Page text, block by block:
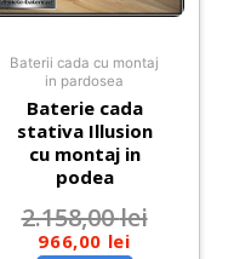
Baterii cada cu montaj
in pardosea
Baterie cada
stativa Illusion
cu montaj in
podea
2.158,00lei
966,00 lei